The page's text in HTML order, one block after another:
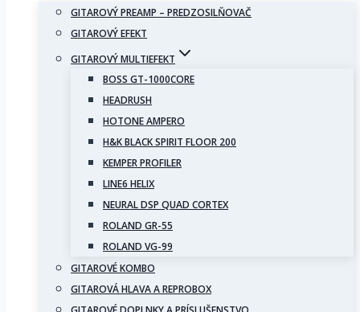
GITAROVÝ PREAMP – PREDZOSILŇOVAČ
GITAROVÝ EFEKT
GITAROVÝ MULTIEFEKT
BOSS GT-1000CORE
HEADRUSH
HOTONE AMPERO
H&K BLACK SPIRIT FLOOR 200
KEMPER PROFILER
LINE6 HELIX
NEURAL DSP QUAD CORTEX
ROLAND GR-55
ROLAND VG-99
GITAROVÉ KOMBO
GITAROVÁ HLAVA A REPROBOX